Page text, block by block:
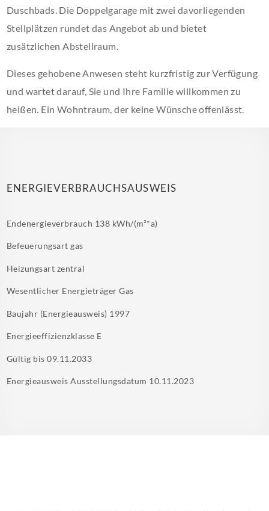
Duschbads. Die Doppelgarage mit zwei davorliegenden
Stellplätzen rundet das Angebot ab und bietet
zusätzlichen Abstellraum.
Dieses gehobene Anwesen steht kurzfristig zur Verfügung
und wartet darauf, Sie und Ihre Familie willkommen zu
heißen. Ein Wohntraum, der keine Wünsche offenlässt.
ENERGIEVERBRAUCHSAUSWEIS
Endenergieverbrauch 138 kWh/(m²*a)
Befeuerungsartgas
Heizungsart zentral
Wesentlicher EnergieträgerGas
Baujahr (Energieausweis) 1997
Energieeffizienzklasse E
Gültig bis09.11.2033
Energieausweis Ausstellungsdatum 10.11.2023